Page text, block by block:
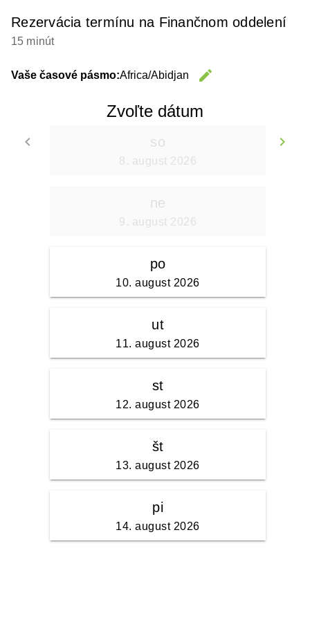
Rezervácia termínu na Finančnom oddelení
15 minút
Vaše časové pásmo:Africa/Abidjan
edit
Zvoľte dátum
keyboard_arrow_left
Go back
keyboard_arrow_right
so
8. august 2026
ne
9. august 2026
po
10. august 2026
ut
11. august 2026
st
12. august 2026
št
13. august 2026
pi
14. august 2026